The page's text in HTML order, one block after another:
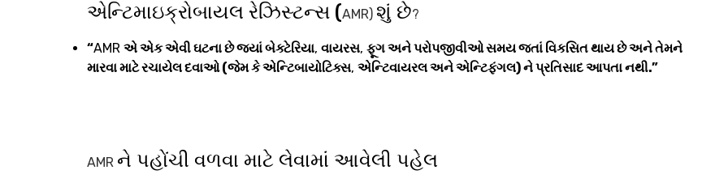
એન્ટિમાઇક્રોબાયલ રેઝિસ્ટન્સ (AMR) શું છે?
“AMR એ એક એવી ઘટના છે જ્યાં બેક્ટેરિયા, વાયરસ, ફૂગ અને પરોપજીવીઓ સમય જતાં વિકસિત થાય છે અને તેમને
મારવા માટે રચાયેલ દવાઓ (જેમ કે એન્ટિબાયોટિક્સ, એન્ટિવાયરલ અને એન્ટિફંગલ) ને પ્રતિસાદ આપતા નથી.”
AMR ને પહોંચી વળવા માટે લેવામાં આવેલી પહેલ